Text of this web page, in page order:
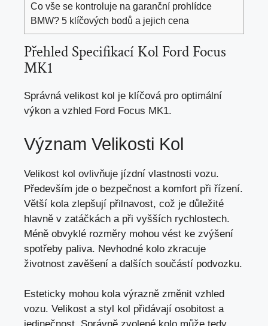
Co vše se kontroluje na garanční prohlídce
BMW? 5 klíčových bodů a jejich cena
Přehled Specifikací Kol Ford Focus
MK1
Správná velikost kol je klíčová pro optimální
výkon a vzhled Ford Focus MK1.
Význam Velikosti Kol
Velikost kol ovlivňuje jízdní vlastnosti vozu.
Především jde o bezpečnost a komfort při řízení.
Větší kola zlepšují přilnavost, což je důležité
hlavně v zatáčkách a při vyšších rychlostech.
Méně obvyklé rozměry mohou vést ke zvýšení
spotřeby paliva. Nevhodné kolo zkracuje
životnost zavěšení a dalších součástí podvozku.
Esteticky mohou kola výrazně změnit vzhled
vozu. Velikost a styl kol přidávají osobitost a